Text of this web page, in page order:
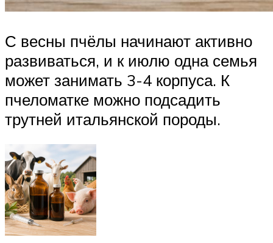
С весны пчёлы начинают активно
развиваться, и к июлю одна семья
может занимать 3-4 корпуса. К
пчеломатке можно подсадить
трутней итальянской породы.